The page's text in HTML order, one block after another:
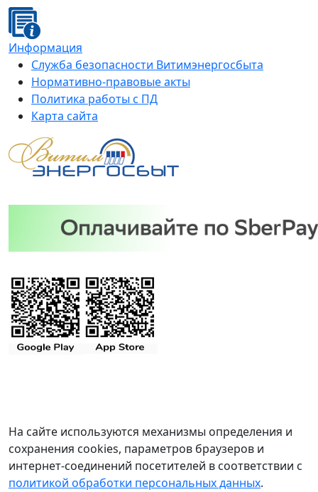
Информация
Служба безопасности Витимэнергосбыта
Нормативно-правовые акты
Политика работы с ПД
Карта сайта
На сайте используются механизмы определения и
сохранения cookies, параметров браузеров и
интернет-соединений посетителей в соответствии с
политикой обработки персональных данных.